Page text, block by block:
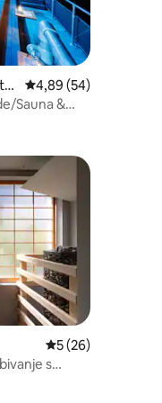
Povprečna ocena:
4,89 (54)
Sauna &
Povprečna ocena:
5 (26)
s